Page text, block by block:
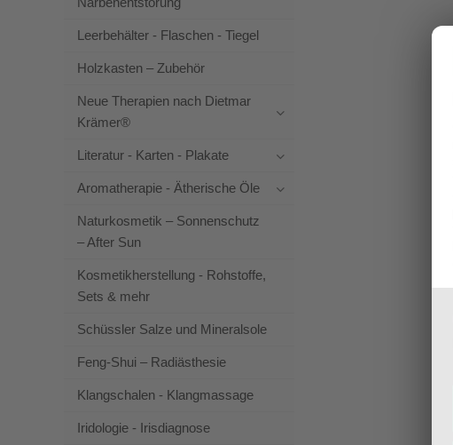
Leerbehälter - Flaschen - Tiegel
Holzkasten – Zubehör
Neue Therapien nach Dietmar
Krämer®
Literatur - Karten - Plakate
Aromatherapie - Ätherische Öle
Naturkosmetik – Sonnenschutz
– After Sun
Kosmetikherstellung - Rohstoffe,
Sets & mehr
Schüssler Salze und Mineralsole
Feng-Shui – Radiästhesie
Klangschalen - Klangmassage
Iridologie - Irisdiagnose